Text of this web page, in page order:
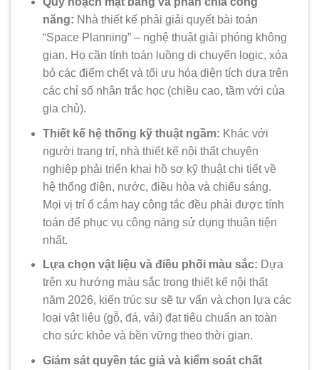
năng: Nhà thiết kế phải giải quyết bài toán
“Space Planning” – nghệ thuật giải phóng không
gian. Họ cần tính toán luồng di chuyển logic, xóa
bỏ các điểm chết và tối ưu hóa diện tích dựa trên
các chỉ số nhân trắc học (chiều cao, tầm với của
gia chủ).
Thiết kế hệ thống kỹ thuật ngầm: Khác với
người trang trí, nhà thiết kế nội thất chuyên
nghiệp phải triển khai hồ sơ kỹ thuật chi tiết về
hệ thống điện, nước, điều hòa và chiếu sáng.
Mọi vị trí ổ cắm hay công tắc đều phải được tính
toán để phục vụ công năng sử dụng thuận tiện
nhất.
Lựa chọn vật liệu và điều phối màu sắc: Dựa
trên xu hướng màu sắc trong thiết kế nội thất
năm 2026, kiến trúc sư sẽ tư vấn và chọn lựa các
loại vật liệu (gỗ, đá, vải) đạt tiêu chuẩn an toàn
cho sức khỏe và bền vững theo thời gian.
Giám sát quyền tác giả và kiểm soát chất